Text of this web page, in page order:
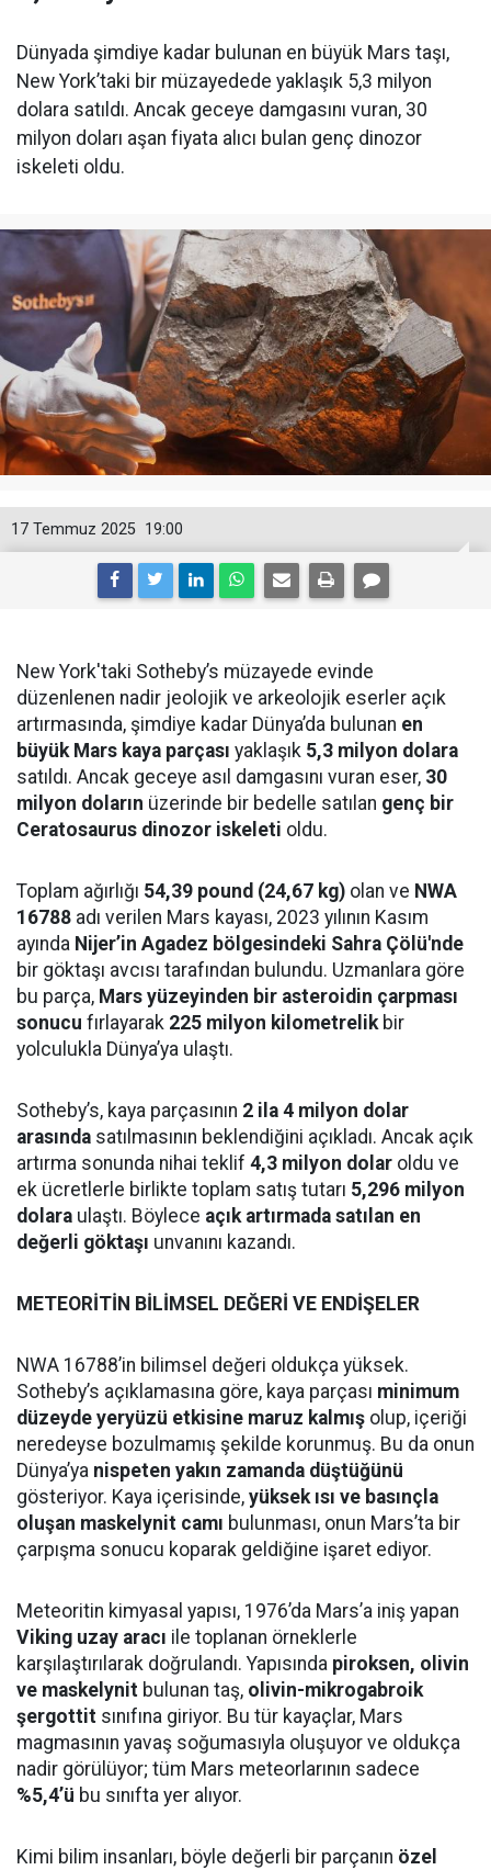
Dünyada şimdiye kadar bulunan en büyük Mars taşı,
New York’taki bir müzayedede yaklaşık 5,3 milyon
dolara satıldı. Ancak geceye damgasını vuran, 30
milyon doları aşan fiyata alıcı bulan genç dinozor
iskeleti oldu.
19:00
17 Temmuz 2025
New York'taki Sotheby’s müzayede evinde
düzenlenen nadir jeolojik ve arkeolojik eserler açık
artırmasında, şimdiye kadar Dünya’da bulunan en
büyük Mars kaya parçası yaklaşık 5,3 milyon dolara
satıldı. Ancak geceye asıl damgasını vuran eser, 30
milyon doların üzerinde bir bedelle satılan genç bir
Ceratosaurus dinozor iskeleti oldu.
Toplam ağırlığı 54,39 pound (24,67 kg) olan ve NWA
16788 adı verilen Mars kayası, 2023 yılının Kasım
ayında Nijer’in Agadez bölgesindeki Sahra Çölü'nde
bir göktaşı avcısı tarafından bulundu. Uzmanlara göre
bu parça, Mars yüzeyinden bir asteroidin çarpması
sonucu fırlayarak 225 milyon kilometrelikbir
yolculukla Dünya’ya ulaştı.
Sotheby’s, kaya parçasının 2 ila 4 milyon dolar
arasında satılmasının beklendiğini açıkladı. Ancak açık
artırma sonunda nihai teklif 4,3 milyon dolar oldu ve
ek ücretlerle birlikte toplam satış tutarı 5,296 milyon
dolara ulaştı. Böylece açık artırmada satılan en
değerli göktaşı unvanını kazandı.
METEORİTİN BİLİMSEL DEĞERİ VE ENDİŞELER
NWA 16788’in bilimsel değeri oldukça yüksek.
Sotheby’s açıklamasına göre, kaya parçası minimum
düzeyde yeryüzü etkisine maruz kalmış olup, içeriği
neredeyse bozulmamış şekilde korunmuş. Bu da onun
Dünya’ya nispeten yakın zamanda düştüğünü
gösteriyor. Kaya içerisinde, yüksek ısı ve basınçla
oluşan maskelynit camı bulunması, onun Mars’ta bir
çarpışma sonucu koparak geldiğine işaret ediyor.
Meteoritin kimyasal yapısı, 1976’da Mars’a iniş yapan
Viking uzay aracı ile toplanan örneklerle
karşılaştırılarak doğrulandı. Yapısında piroksen, olivin
ve maskelynit bulunan taş, olivin-mikrogabroik
şergottit sınıfına giriyor. Bu tür kayaçlar, Mars
magmasının yavaş soğumasıyla oluşuyor ve oldukça
nadir görülüyor; tüm Mars meteorlarının sadece
%5,4’ü bu sınıfta yer alıyor.
Kimi bilim insanları, böyle değerli bir parçanın özel